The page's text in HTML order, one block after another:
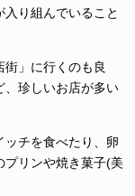
り組んでいること
」に行くのも良
、珍しいお店が多い
チを食べたり、卵
プリンや焼き菓子(美